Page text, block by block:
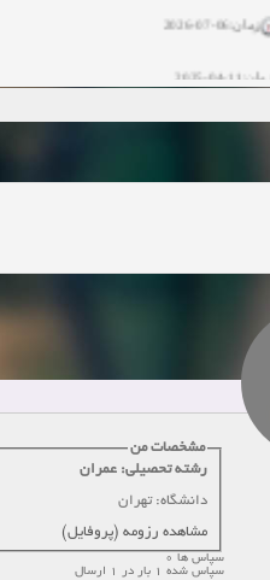
زمان:10-13-2024
زمان:10-11-2024
مشخصات من
رشته تحصیلی: عمران
دانشگاه: تهران
مشاهده رزومه (پروفایل)
سپاس ها 0
سپاس شده 1 بار در 1 ارسال